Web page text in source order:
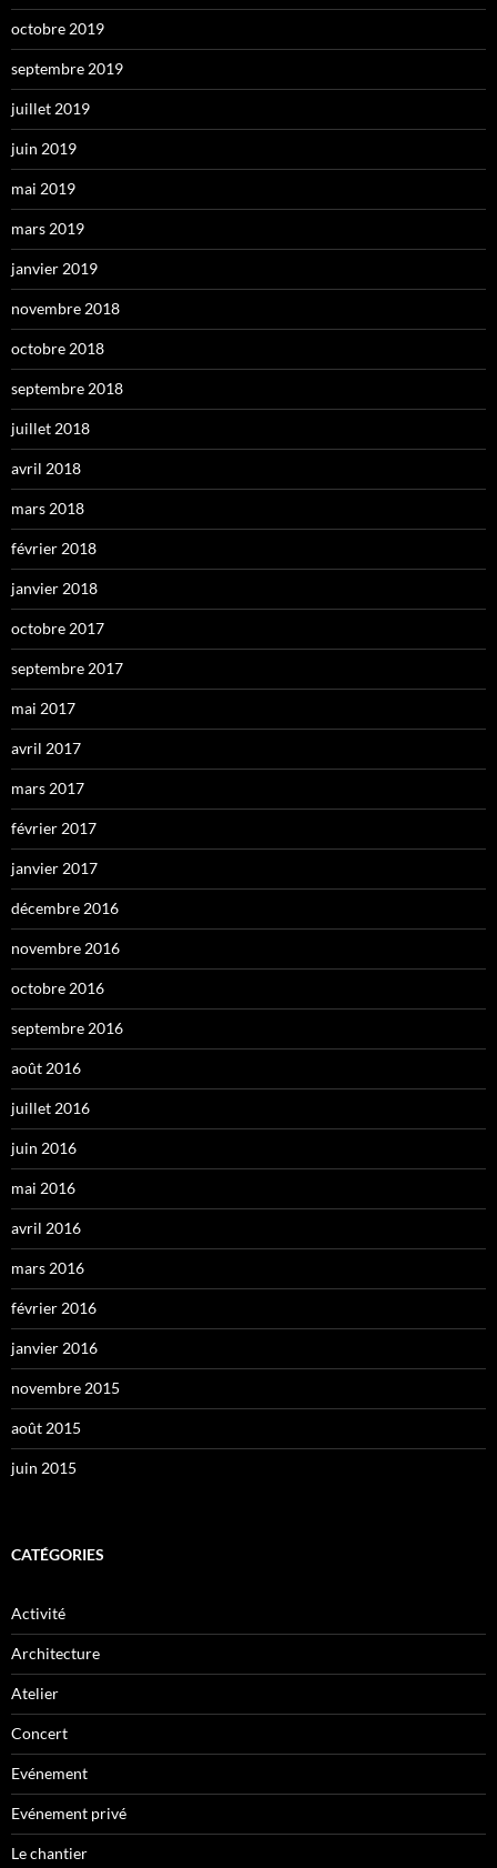
octobre 2019
septembre 2019
juillet 2019
juin 2019
mai 2019
mars 2019
janvier 2019
novembre 2018
octobre 2018
septembre 2018
juillet 2018
avril 2018
mars 2018
février 2018
janvier 2018
octobre 2017
septembre 2017
mai 2017
avril 2017
mars 2017
février 2017
janvier 2017
décembre 2016
novembre 2016
octobre 2016
septembre 2016
août 2016
juillet 2016
juin 2016
mai 2016
avril 2016
mars 2016
février 2016
janvier 2016
novembre 2015
août 2015
juin 2015
CATÉGORIES
Activité
Architecture
Atelier
Concert
Evénement
Evénement privé
Le chantier